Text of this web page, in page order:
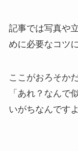
記事では写真や
めに必要なコツ
ここがおろそか
「あれ？なんで
いがちなんですよ